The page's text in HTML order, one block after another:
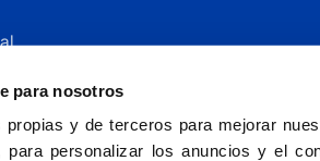
para nosotros
y de terceros para mejorar
para personalizar los anuncios y el